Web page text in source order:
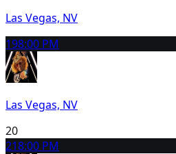
Las Vegas, NV
198:00 PM
Las Vegas, NV
20
218:00 PM